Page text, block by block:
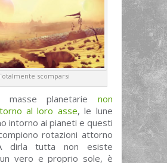
scomparsi
masse planetarie non
al loro asse, le lune
intorno ai pianeti e questi
rotazioni attorno
dirla tutta non esiste
vero e proprio sole, è